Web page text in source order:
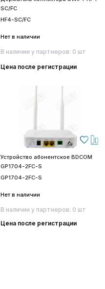
SC/FC
HF4-SC/FC
Нет в наличии
В наличии у партнеров: 0 шт
Цена после регистрации
Устройство абонентское BDCOM
GP1704-2FC-S
GP1704-2FC-S
Нет в наличии
В наличии у партнеров: 0 шт
Цена после регистрации